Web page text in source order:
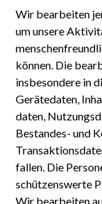
Wir bearbeiten
um unsere
können. Die
insbesondere in
Gerätedaten,
daten,
Bestandes- und
fallen. Die
schützens­werte
Wir bearbeiten